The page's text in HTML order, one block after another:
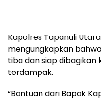
Kapolres Tapanuli
mengungkapkan
tiba dan siap dibagikan
terdampak.
“Bantuan dari Bapak